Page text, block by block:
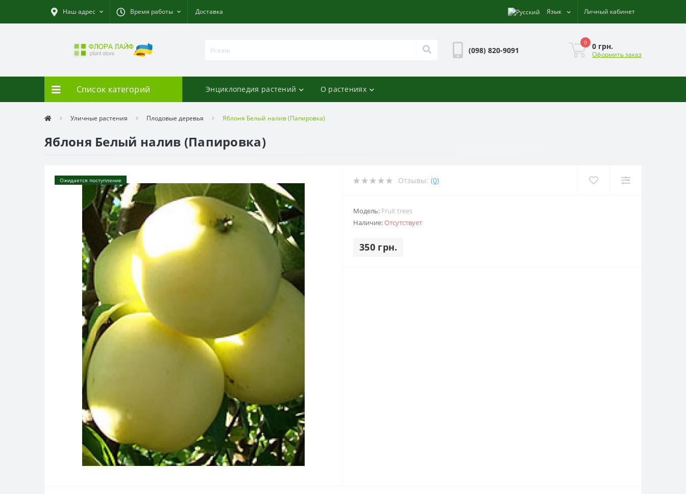
Наш адрес Время работы Доставка Язык Личный кабинет
(098) 820-9091
0 0 грн.
Оформить заказ
Список категорий Энциклопедия растений О растениях
Уличные растения Плодовые деревья Яблоня Белый налив (Папировка)
Яблоня Белый налив (Папировка)
Ожидается поступление Отзывы: (0)
Модель: Fruit trees
Наличие:Отсутствует
350 грн.